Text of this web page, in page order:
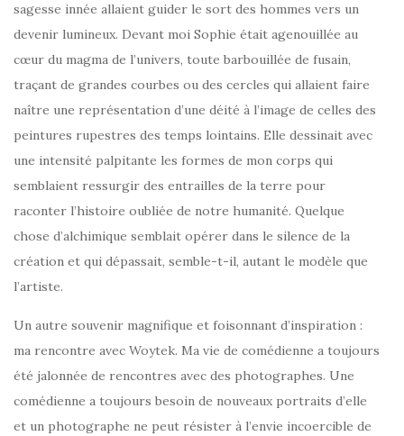
sagesse innée allaient guider le sort des hommes vers un
devenir lumineux. Devant moi Sophie était agenouillée au
cœur du magma de l’univers, toute barbouillée de fusain,
traçant de grandes courbes ou des cercles qui allaient faire
naître une représentation d’une déité à l’image de celles des
peintures rupestres des temps lointains. Elle dessinait avec
une intensité palpitante les formes de mon corps qui
semblaient ressurgir des entrailles de la terre pour
raconter l’histoire oubliée de notre humanité. Quelque
chose d’alchimique semblait opérer dans le silence de la
création et qui dépassait, semble-t-il, autant le modèle que
l’artiste.
Un autre souvenir magnifique et foisonnant d’inspiration :
ma rencontre avec Woytek. Ma vie de comédienne a toujours
été jalonnée de rencontres avec des photographes. Une
comédienne a toujours besoin de nouveaux portraits d’elle
et un photographe ne peut résister à l’envie incoercible de